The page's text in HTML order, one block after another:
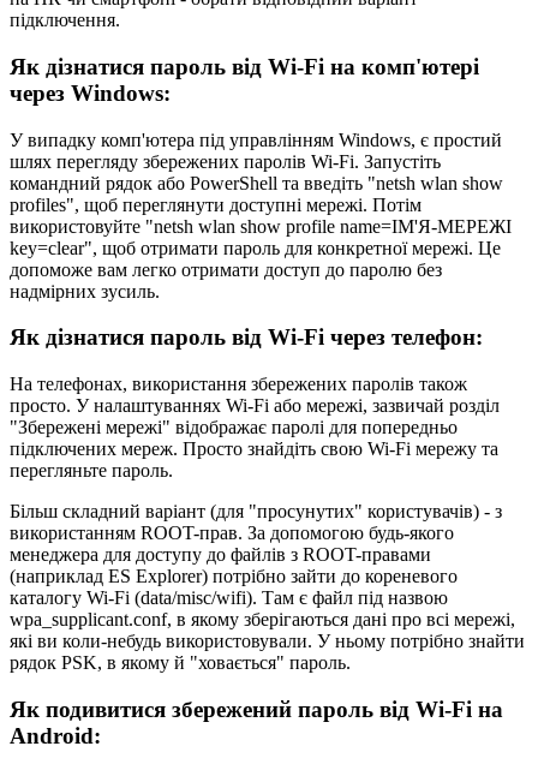
підключення.
Як дізнатися пароль від Wi-Fi на комп'ютері
через Windows:
У випадку комп'ютера під управлінням Windows, є простий
шлях перегляду збережених паролів Wi-Fi. Запустіть
командний рядок або PowerShell та введіть "netsh wlan show
profiles", щоб переглянути доступні мережі. Потім
використовуйте "netsh wlan show profile name=ІМ'Я-МЕРЕЖІ
key=clear", щоб отримати пароль для конкретної мережі. Це
допоможе вам легко отримати доступ до паролю без
надмірних зусиль.
Як дізнатися пароль від Wi-Fi через телефон:
На телефонах, використання збережених паролів також
просто. У налаштуваннях Wi-Fi або мережі, зазвичай розділ
"Збережені мережі" відображає паролі для попередньо
підключених мереж. Просто знайдіть свою Wi-Fi мережу та
перегляньте пароль.
Більш складний варіант (для "просунутих" користувачів) - з
використанням ROOT-прав. За допомогою будь-якого
менеджера для доступу до файлів з ROOT-правами
(наприклад ES Explorer) потрібно зайти до кореневого
каталогу Wi-Fi (data/misc/wifi). Там є файл під назвою
wpa_supplicant.conf, в якому зберігаються дані про всі мережі,
які ви коли-небудь використовували. У ньому потрібно знайти
рядок PSK, в якому й "ховається" пароль.
Як подивитися збережений пароль від Wi-Fi на
Android: